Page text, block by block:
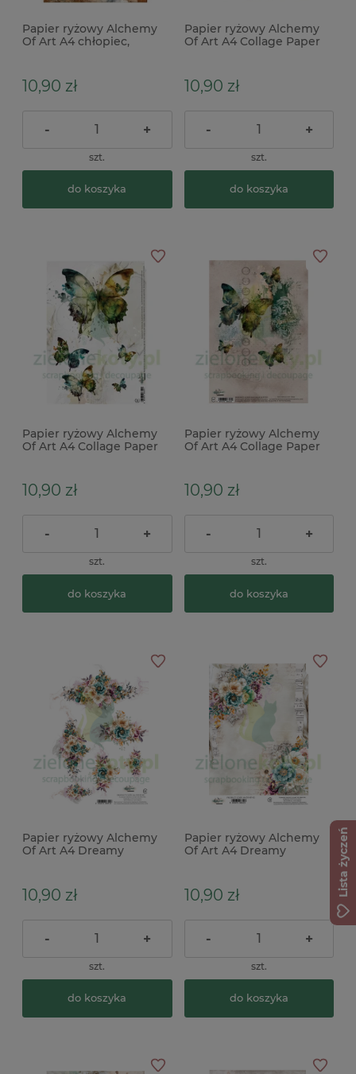
Papier ryżowy Alchemy
Of Art A4 chłopiec,
10,90 zł
- +
szt.
do koszyka
Papier ryżowy Alchemy
Of Art A4 Collage Paper
10,90 zł
- +
szt.
do koszyka
Papier ryżowy Alchemy
Of Art A4 Collage Paper
10,90 zł
- +
szt.
do koszyka
Papier ryżowy Alchemy
Of Art A4 Collage Paper
10,90 zł
- +
szt.
do koszyka
Papier ryżowy Alchemy
Of Art A4 Dreamy
10,90 zł
- +
szt.
do koszyka
Papier ryżowy Alchemy
Of Art A4 Dreamy
10,90 zł
- +
szt.
do koszyka
Lista życzeń